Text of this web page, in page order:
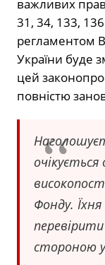
важливих
31, 34, 133,
регламентом
України буде
цей
повністю
очікується
Фонду.
стороною